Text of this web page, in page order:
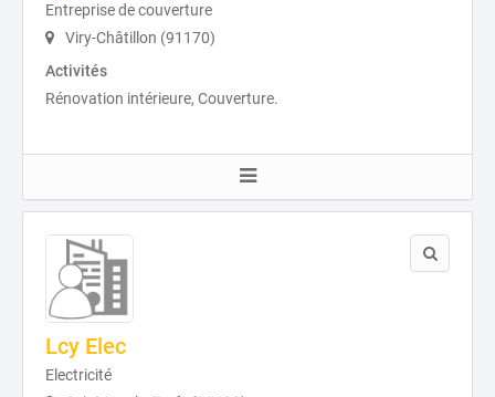
Entreprise de couverture
Viry-Châtillon (91170)
Activités
Rénovation intérieure, Couverture.
Lcy Elec
Electricité